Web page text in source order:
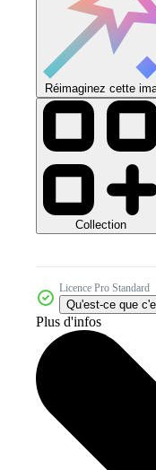
Réimaginez cette
Collection
Licence Pro Standard
Qu'est-ce que
Plus d'infos